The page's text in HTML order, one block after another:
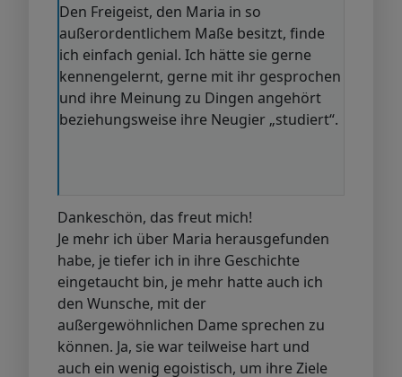
Den Freigeist, den Maria in so
außerordentlichem Maße besitzt, finde
ich einfach genial. Ich hätte sie gerne
kennengelernt, gerne mit ihr gesprochen
und ihre Meinung zu Dingen angehört
beziehungsweise ihre Neugier „studiert“.
Dankeschön, das freut mich!
Je mehr ich über Maria herausgefunden
habe, je tiefer ich in ihre Geschichte
eingetaucht bin, je mehr hatte auch ich
den Wunsche, mit der
außergewöhnlichen Dame sprechen zu
können. Ja, sie war teilweise hart und
auch ein wenig egoistisch, um ihre Ziele